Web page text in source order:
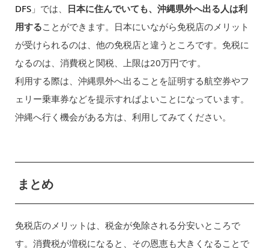
DFS」では、
日本に住んでいても、沖縄県外へ出る人は利
用することができます。日本にいながら免税店のメリット
が受けられるのは、他の免税店と違うところです。免税に
なるのは、消費税と関税、上限は20万円です。
利用する際は、沖縄県外へ出ることを証明する航空券やフ
ェリー乗車券などを提示すればよいことになっています。
沖縄へ行く機会がある方は、利用してみてください。
まとめ
免税店のメリットは、税金が免除される分安いところで
す。消費税が増税になると、その恩恵も大きくなることで